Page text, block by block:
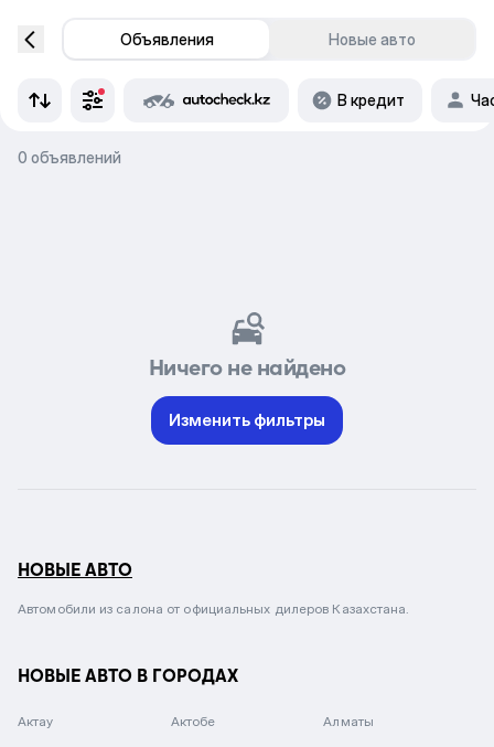
Объявления Новые авто
В кредит
0 объявлений
Ничего не найдено
Изменить фильтры
НОВЫЕ АВТО
Автомобили из салона от официальных дилеров Казахстана.
НОВЫЕ АВТО В ГОРОДАХ
Актау Актобе Алматы